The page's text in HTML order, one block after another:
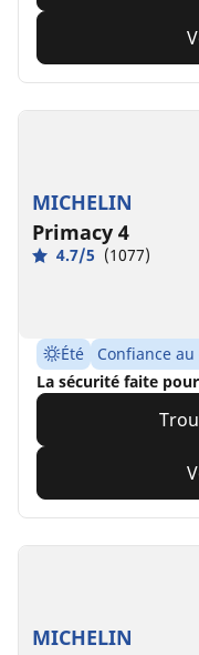
MICHELIN
Primacy 4
4.7/5 (1077)
Été
Confiance
La sécurité faite
MICHELIN